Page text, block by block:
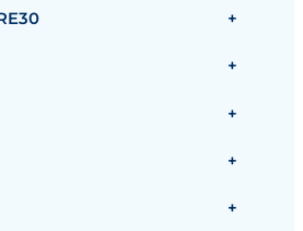
+
+
+
+
+